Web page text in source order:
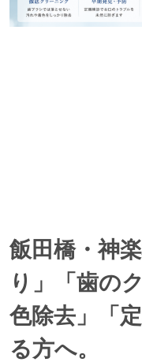
飯田橋・神
り」「歯の
色除去」「
る方へ。